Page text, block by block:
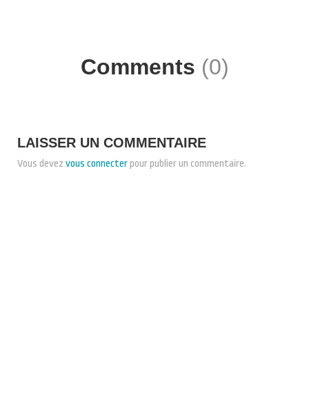
Comments (0)
LAISSER UN COMMENTAIRE
Vous devez vous connecterpour publier un commentaire.